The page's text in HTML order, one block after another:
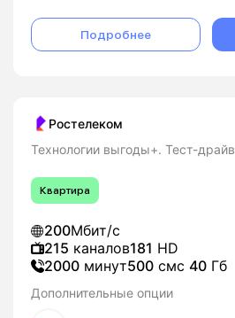
Подробнее
Ростелеком
Технологии выгоды+. Тест-драйв
Квартира
200Мбит/с
215 каналов181 HD
2000 минут500 смс 40 Гб
Дополнительные опции